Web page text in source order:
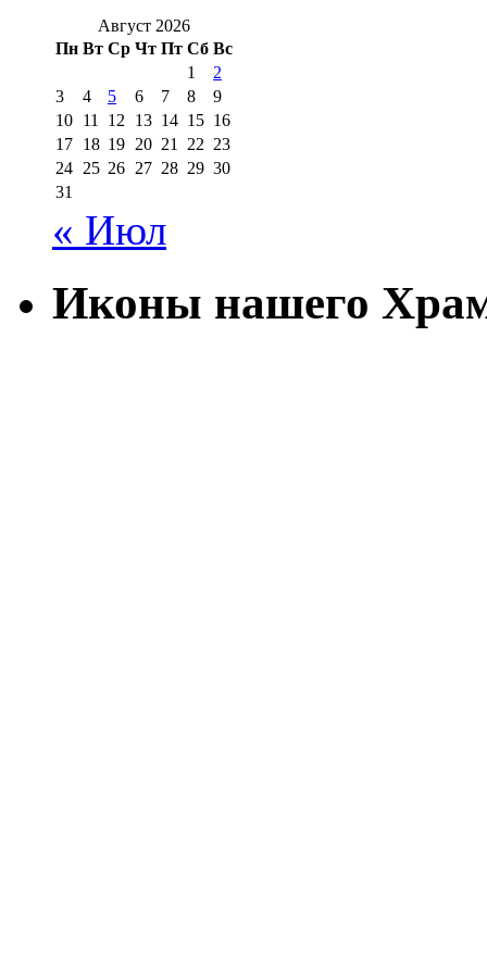
Август 2026
Пн Вт Ср Чт Пт Сб Вс
1
2
3
4 5 6 7 8
9
10 11 12 13 14 15 16
17 18 19 20 21 22 23
24 25 26 27 28 29 30
31
« Июл
Иконы нашего